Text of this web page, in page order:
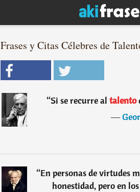
Frases y Citas Célebres de
“Si se recurre al talento
―
“En personas de virtudes
honestidad, pero en